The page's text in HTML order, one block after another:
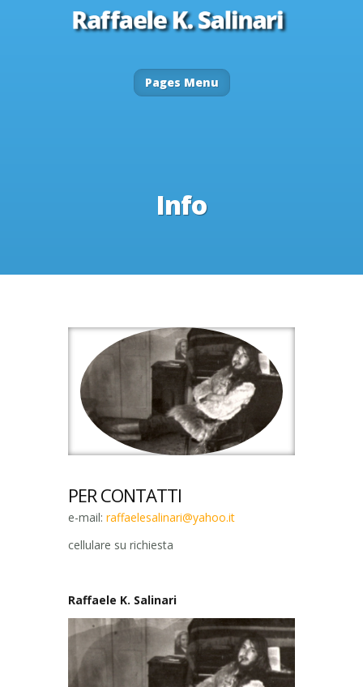
Pages Menu
Info
PER CONTATTI
e-mail: raffaelesalinari@yahoo.it
cellulare su richiesta
Raffaele K. Salinari